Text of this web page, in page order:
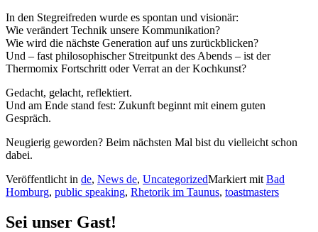
In den Stegreifreden wurde es spontan und visionär:
Wie verändert Technik unsere Kommunikation?
Wie wird die nächste Generation auf uns zurückblicken?
Und – fast philosophischer Streitpunkt des Abends – ist der
Thermomix Fortschritt oder Verrat an der Kochkunst?
Gedacht, gelacht, reflektiert.
Und am Ende stand fest: Zukunft beginnt mit einem guten
Gespräch.
Neugierig geworden? Beim nächsten Mal bist du vielleicht schon
dabei.
Veröffentlicht in de, News de, UncategorizedMarkiert mit Bad
Homburg, public speaking, Rhetorik im Taunus, toastmasters
Sei unser Gast!